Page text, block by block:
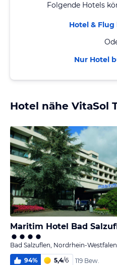
Folgende Hotels
Hotel &
Nur Hotel
Hotel nähe VitaSol
Maritim Hotel Bad
Bad Salzuflen, Nordrhein-Westfalen
94% 5,4/6 119 Bew.